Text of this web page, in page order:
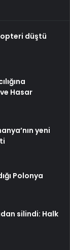
düştü
Hasar
yeni
Polonya
silindi: Halk